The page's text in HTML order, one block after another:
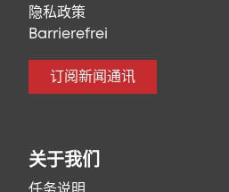
隐私政策
Barrierefrei
订阅新闻通讯
关于我们